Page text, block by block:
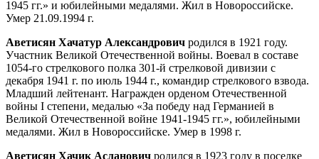
1945 гг.» и юбилейными медалями. Жил в Новороссийске.
Умер 21.09.1994 г.
Аветисян Хачатур Александрович родился в 1921 году.
Участник Великой Отечественной войны. Воевал в составе
1054-го стрелкового полка 301-й стрелковой дивизии с
декабря 1941 г. по июль 1944 г., командир стрелкового взвода.
Младший лейтенант. Награжден орденом Отечественной
войны I степени, медалью «За победу над Германией в
Великой Отечественной войне 1941-1945 гг.», юбилейными
медалями. Жил в Новороссийске. Умер в 1998 г.
Аветисян Хачик Асланович родился в 1923 году в поселке